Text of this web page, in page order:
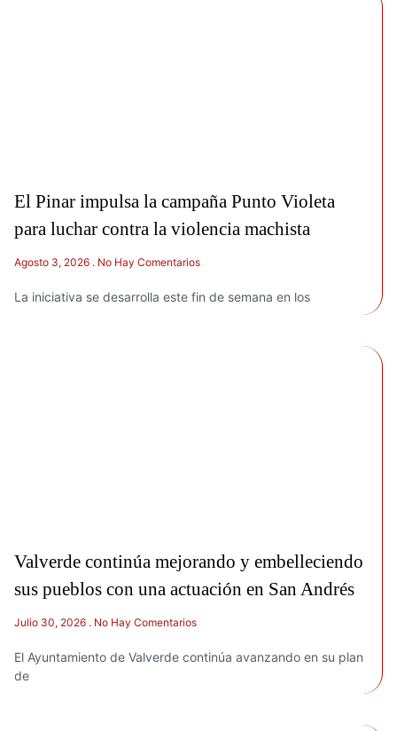
El Pinar impulsa la campaña Punto Violeta
para luchar contra la violencia machista
Agosto 3, 2026 No Hay Comentarios
La iniciativa se desarrolla este fin de semana en los
Valverde continúa mejorando y embelleciendo
sus pueblos con una actuación en San Andrés
Julio 30, 2026 No Hay Comentarios
El Ayuntamiento de Valverde continúa avanzando en su plan
de